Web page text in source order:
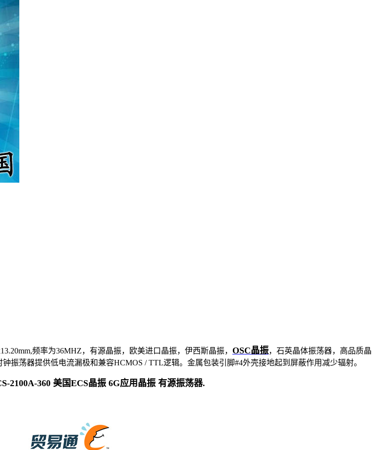
频率为36MHZ，有源晶振，欧美进口晶振，伊西斯晶振， OSC晶振，石英晶体振荡器，高品质晶
振荡器提供低电流漏极和兼容HCMOS / TTL逻辑。金属包装引脚#4外壳接地起到屏蔽作用减少辐射。
2100A-360 美国ECS晶振 6G应用晶振 有源振荡器.